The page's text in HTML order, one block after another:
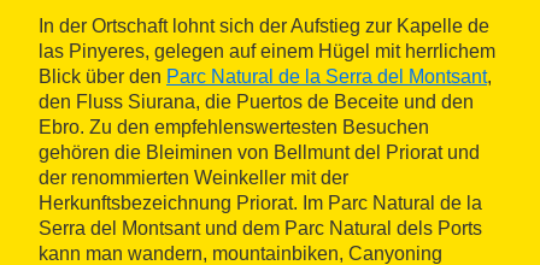
In der Ortschaft lohnt sich der Aufstieg zur Kapelle de
las Pinyeres, gelegen auf einem Hügel mit herrlichem
Blick über den Parc Natural de la Serra del Montsant,
den Fluss Siurana, die Puertos de Beceite und den
Ebro. Zu den empfehlenswertesten Besuchen
gehören die Bleiminen von Bellmunt del Priorat und
der renommierten Weinkeller mit der
Herkunftsbezeichnung Priorat. Im Parc Natural de la
Serra del Montsant und dem Parc Natural dels Ports
kann man wandern, mountainbiken, Canyoning